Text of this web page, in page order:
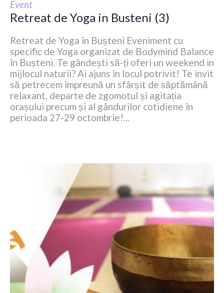
Event
Retreat de Yoga in Busteni (3)
Retreat de Yoga în Bușteni Eveniment cu
specific de Yoga organizat de Bodymind Balance
în Bușteni. Te gândești să-ți oferi un weekend in
mijlocul naturii? Ai ajuns în locul potrivit! Te invit
să petrecem împreună un sfârșit de săptămână
relaxant, departe de zgomotul și agitația
orașului precum și al gândurilor cotidiene în
perioada 27-29 octombrie!...